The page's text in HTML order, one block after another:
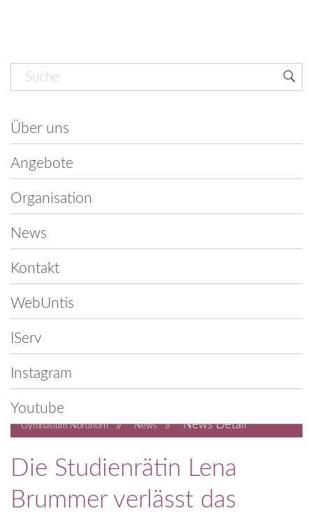
Navigation
überspringen
Über uns
Angebote
Organisation
News
Kontakt
WebUntis
IServ
Instagram
Youtube
Gymnasium Nordhorn // News // News Detail
Die Studienrätin Lena
Brummer verlässt das